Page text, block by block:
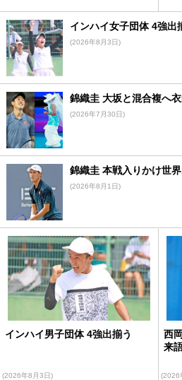
インハイ女子団体 4強出
(2026年8月3日)
錦織圭 大坂と混合複へ衣
(2026年7月30日)
錦織圭 本戦入りかけ世
(2026年8月1日)
インハイ男子団体 4強出揃う
(2026年8月3日)
西
来
(2026